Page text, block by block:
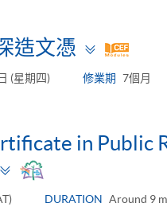
造文憑
Toggle
panel
(星期四) 修業期 7個月
in Public
Toggle
panel
DURATION Around 9